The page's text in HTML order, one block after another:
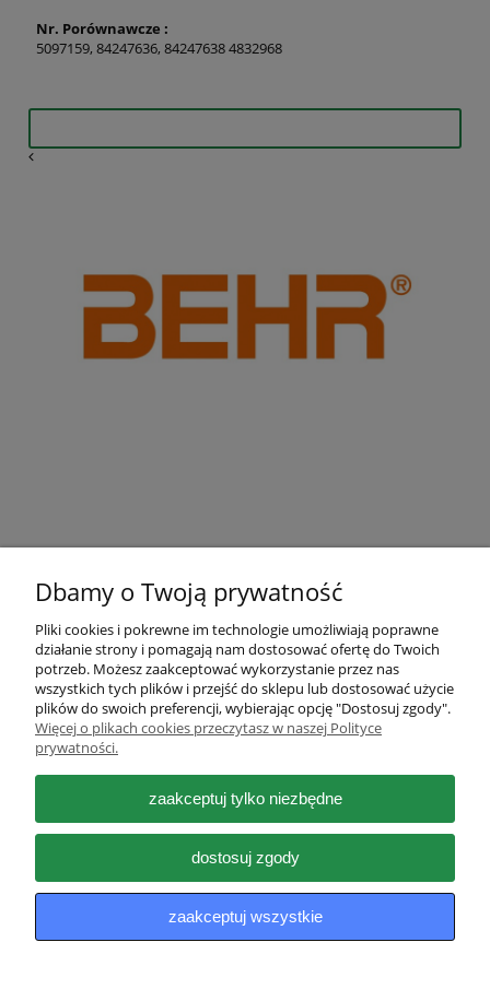
Nr. Porównawcze :
5097159, 84247636, 84247638 4832968
Pomoc
Moje konto
Płatności i dostawa
Informacje
O nas
Dbamy o Twoją prywatność
Pliki cookies i pokrewne im technologie umożliwiają poprawne
działanie strony i pomagają nam dostosować ofertę do Twoich
potrzeb. Możesz zaakceptować wykorzystanie przez nas
wszystkich tych plików i przejść do sklepu lub dostosować użycie
plików do swoich preferencji, wybierając opcję "Dostosuj zgody".
Więcej o plikach cookies przeczytasz w naszej Polityce
prywatności.
zaakceptuj tylko niezbędne
dostosuj zgody
zaakceptuj wszystkie